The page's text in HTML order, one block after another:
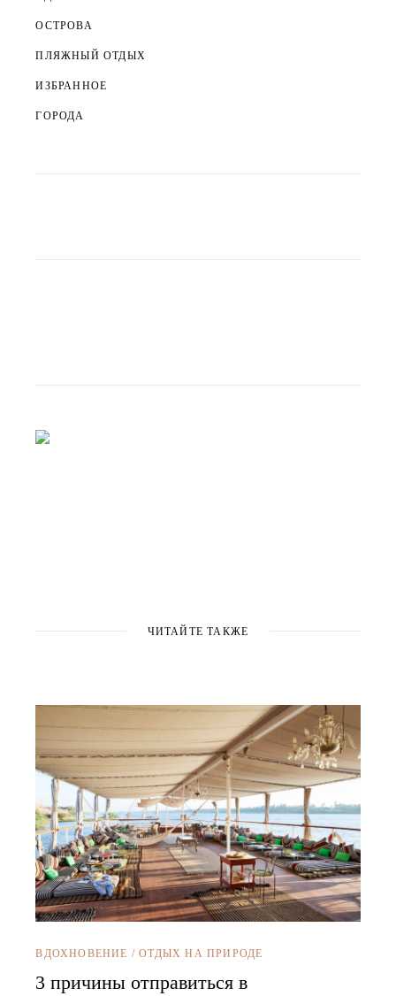
ОСТРОВА
ПЛЯЖНЫЙ ОТДЫХ
ИЗБРАННОЕ
ГОРОДА
ЧИТАЙТЕ ТАКЖЕ
ВДОХНОВЕНИЕ /ОТДЫХ НА ПРИРОДЕ
3 причины отправиться в